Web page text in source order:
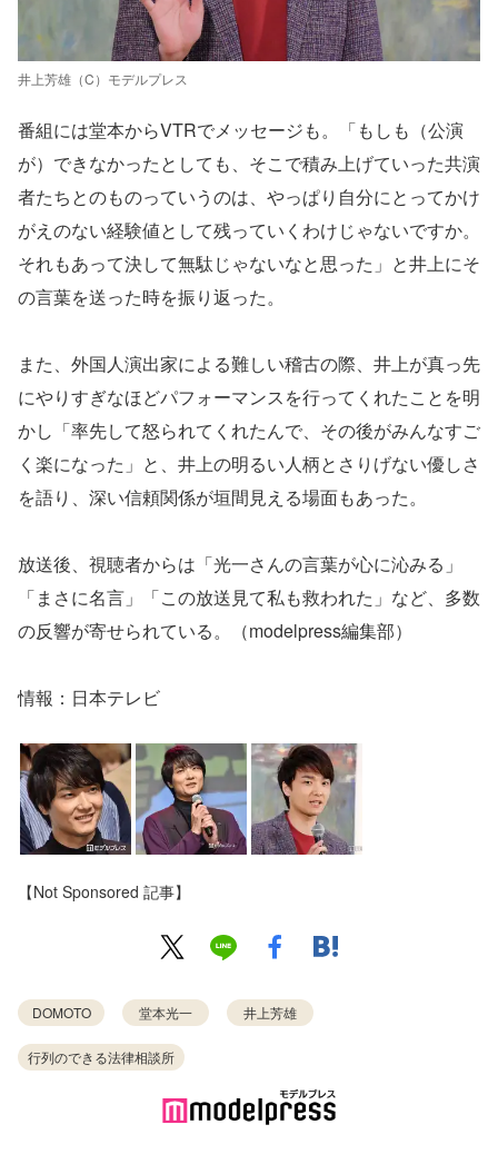
井上芳雄（C）モデルプレス
番組には堂本からVTRでメッセージも。「もしも（公演
が）できなかったとしても、そこで積み上げていった共演
者たちとのものっていうのは、やっぱり自分にとってかけ
がえのない経験値として残っていくわけじゃないですか。
それもあって決して無駄じゃないなと思った」と井上にそ
の言葉を送った時を振り返った。
また、外国人演出家による難しい稽古の際、井上が真っ先
にやりすぎなほどパフォーマンスを行ってくれたことを明
かし「率先して怒られてくれたんで、その後がみんなすご
く楽になった」と、井上の明るい人柄とさりげない優しさ
を語り、深い信頼関係が垣間見える場面もあった。
放送後、視聴者からは「光一さんの言葉が心に沁みる」
「まさに名言」「この放送見て私も救われた」など、多数
の反響が寄せられている。（modelpress編集部）
情報：日本テレビ
【Not Sponsored 記事】
DOMOTO 堂本光一 井上芳雄
行列のできる法律相談所